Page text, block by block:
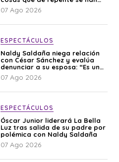
editado”
07 Ago 2026
ESPECTÁCULOS
Naldy Saldaña niega relación
con César Sánchez y evalúa
denunciar a su esposa: “Es una
difamación”
07 Ago 2026
ESPECTÁCULOS
Óscar Junior liderará La Bella
Luz tras salida de su padre por
polémica con Naldy Saldaña
07 Ago 2026